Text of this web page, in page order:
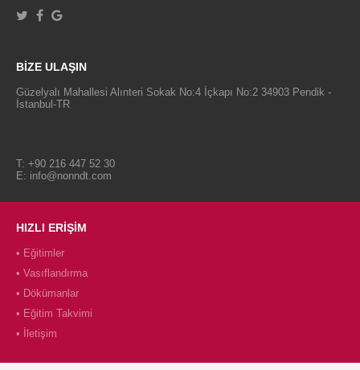
BİZE ULAŞIN
Güzelyalı Mahallesi Alınteri Sokak No:4 İçkapı No:2 34903 Pendik -
İstanbul-TR
T: +90 216 447 52 30
E: info@nonndt.com
HIZLI ERİŞİM
• Eğitimler
• Vasıflandırma
• Dökümanlar
• Eğitim Takvimi
•
İletişim